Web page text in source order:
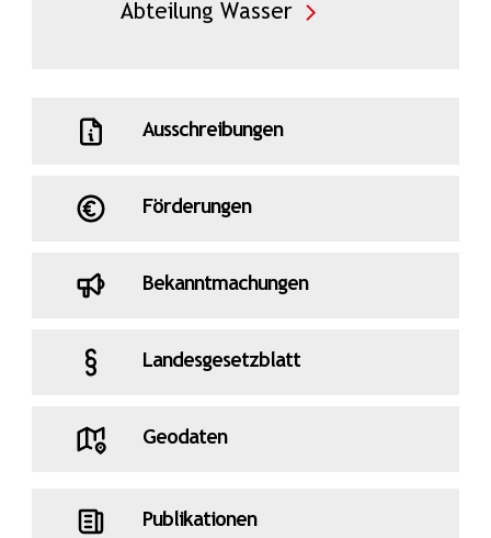
Abteilung Wasser
Ausschreibungen
Förderungen
Bekanntmachungen
Landesgesetzblatt
Geodaten
Publikationen